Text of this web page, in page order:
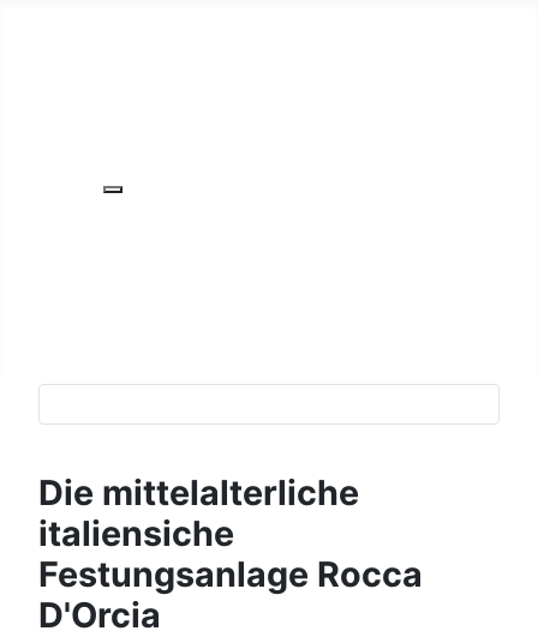
Die mittelalterliche
italiensiche
Festungsanlage Rocca
D'Orcia